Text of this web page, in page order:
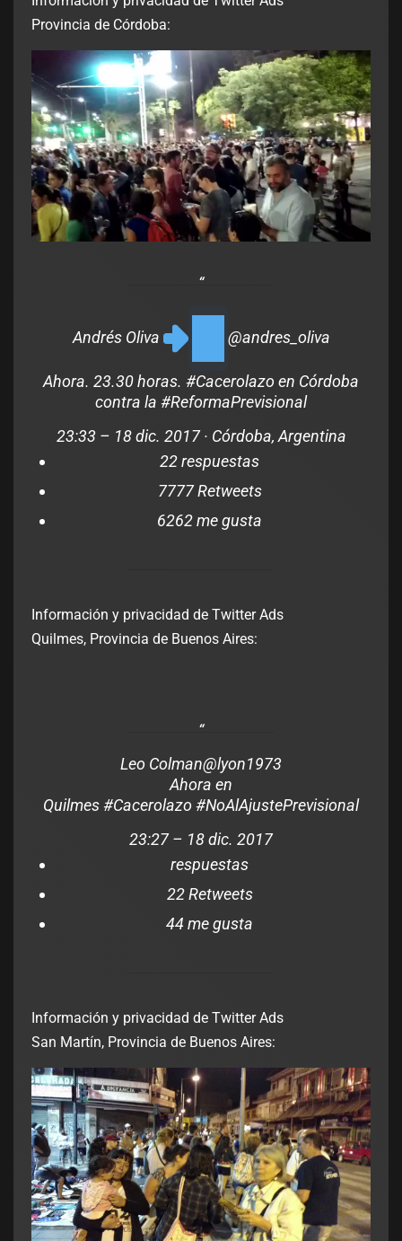
Provincia de Córdoba:
Andrés Oliva @andres_oliva
Ahora. 23.30 horas. #Cacerolazoen Córdoba
contra la #ReformaPrevisional
23:33 – 18 dic. 2017· Córdoba, Argentina
22 respuestas
7777 Retweets
6262 me gusta
Información y privacidad de Twitter Ads
Quilmes, Provincia de Buenos Aires:
Leo Colman@lyon1973
Ahora en
Quilmes#Cacerolazo #NoAlAjustePrevisional
23:27 – 18 dic. 2017
respuestas
22 Retweets
44 me gusta
Información y privacidad de Twitter Ads
San Martín, Provincia de Buenos Aires: